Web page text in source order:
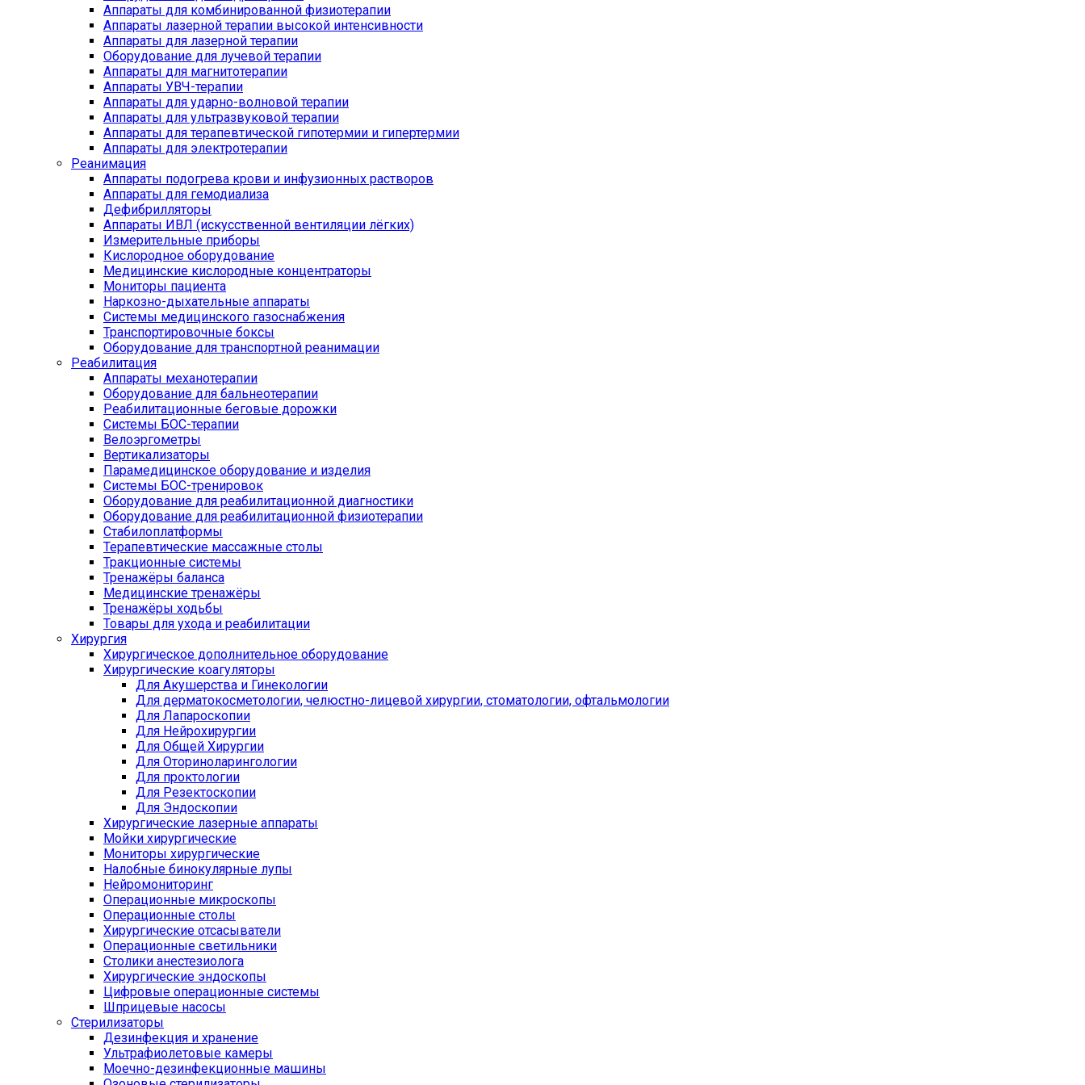
Аппараты для комбинированной физиотерапии
Аппараты лазерной терапии высокой интенсивности
Аппараты для лазерной терапии
Оборудование для лучевой терапии
Аппараты для магнитотерапии
Аппараты УВЧ-терапии
Аппараты для ударно-волновой терапии
Аппараты для ультразвуковой терапии
Аппараты для терапевтической гипотермии и гипертермии
Аппараты для электротерапии
Реанимация
Аппараты подогрева крови и инфузионных растворов
Аппараты для гемодиализа
Дефибрилляторы
Аппараты ИВЛ (искусственной вентиляции лёгких)
Измерительные приборы
Кислородное оборудование
Медицинские кислородные концентраторы
Мониторы пациента
Наркозно-дыхательные аппараты
Системы медицинского газоснабжения
Транспортировочные боксы
Оборудование для транспортной реанимации
Реабилитация
Аппараты механотерапии
Оборудование для бальнеотерапии
Реабилитационные беговые дорожки
Системы БОС-терапии
Велоэргометры
Вертикализаторы
Парамедицинское оборудование и изделия
Системы БОС-тренировок
Оборудование для реабилитационной диагностики
Оборудование для реабилитационной физиотерапии
Стабилоплатформы
Терапевтические массажные столы
Тракционные системы
Тренажёры баланса
Медицинские тренажёры
Тренажёры ходьбы
Товары для ухода и реабилитации
Хирургия
Хирургическое дополнительное оборудование
Хирургические коагуляторы
Для Акушерства и Гинекологии
Для дерматокосметологии, челюстно-лицевой хирургии, стоматологии, офтальмологии
Для Лапароскопии
Для Нейрохирургии
Для Общей Хирургии
Для Оториноларингологии
Для проктологии
Для Резектоскопии
Для Эндоскопии
Хирургические лазерные аппараты
Мойки хирургические
Мониторы хирургические
Налобные бинокулярные лупы
Нейромониторинг
Операционные микроскопы
Операционные столы
Хирургические отсасыватели
Операционные светильники
Столики анестезиолога
Хирургические эндоскопы
Цифровые операционные системы
Шприцевые насосы
Стерилизаторы
Дезинфекция и хранение
Ультрафиолетовые камеры
Моечно-дезинфекционные машины